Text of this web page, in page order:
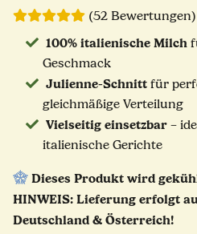
(52 Bewertungen)
100% italienische Milch
Geschmack
Julienne-Schnittfür
gleichmäßige Verteilung
Vielseitig einsetzbar–
italienische Gerichte
Dieses Produkt wird
HINWEIS: Lieferung erfolgt
Deutschland & Österreich!